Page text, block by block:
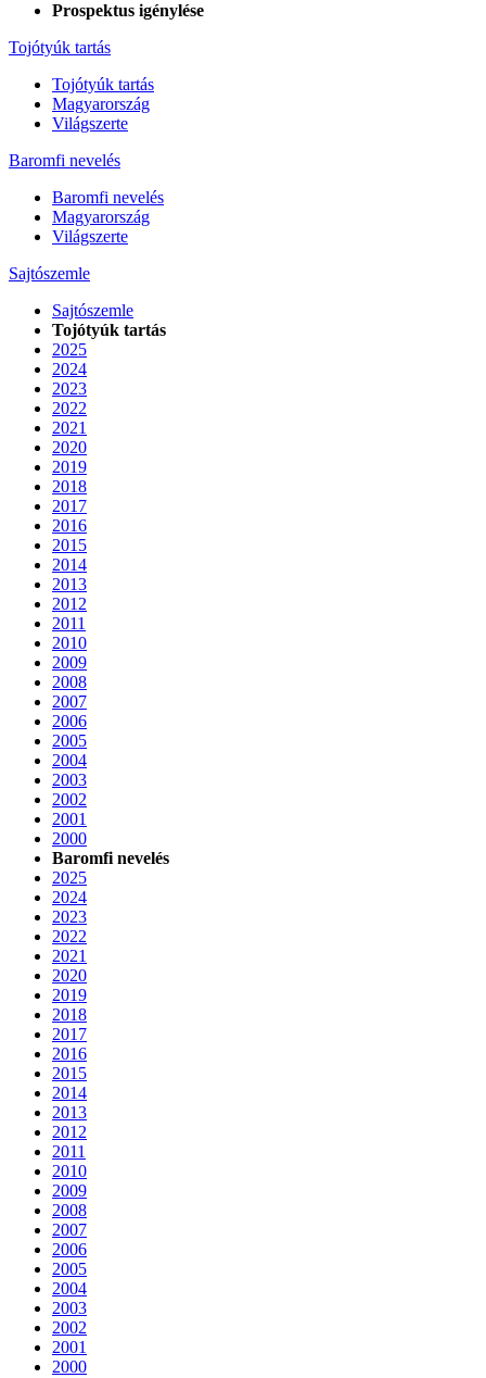
Prospektus igénylése
Tojótyúk tartás
Tojótyúk tartás
Magyarország
Világszerte
Baromfi nevelés
Baromfi nevelés
Magyarország
Világszerte
Sajtószemle
Sajtószemle
Tojótyúk tartás
2025
2024
2023
2022
2021
2020
2019
2018
2017
2016
2015
2014
2013
2012
2011
2010
2009
2008
2007
2006
2005
2004
2003
2002
2001
2000
Baromfi nevelés
2025
2024
2023
2022
2021
2020
2019
2018
2017
2016
2015
2014
2013
2012
2011
2010
2009
2008
2007
2006
2005
2004
2003
2002
2001
2000